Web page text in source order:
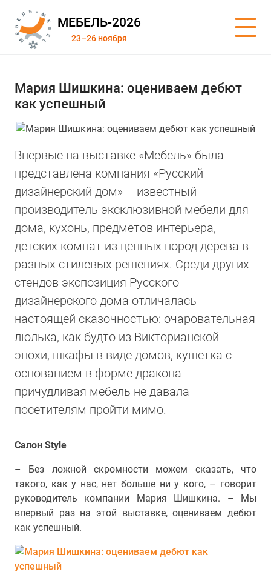
МЕБЕЛЬ-2026
23–26 ноября
Мария Шишкина: оцениваем дебют
как успешный
Впервые на выставке «Мебель» была
представлена компания «Русский
дизайнерский дом» – известный
производитель эксклюзивной мебели для
дома, кухонь, предметов интерьера,
детских комнат из ценных пород дерева в
разных стилевых решениях. Среди других
стендов экспозиция Русского
дизайнерского дома отличалась
настоящей сказочностью: очаровательная
люлька, как будто из Викторианской
эпохи, шкафы в виде домов, кушетка с
основанием в форме дракона –
причудливая мебель не давала
посетителям пройти мимо.
Салон Style
– Без ложной скромности можем сказать, что
такого, как у нас, нет больше ни у кого, – говорит
руководитель компании Мария Шишкина. – Мы
впервый раз на этой выставке, оцениваем дебют
как успешный.